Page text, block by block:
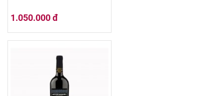
1.050.000 đ